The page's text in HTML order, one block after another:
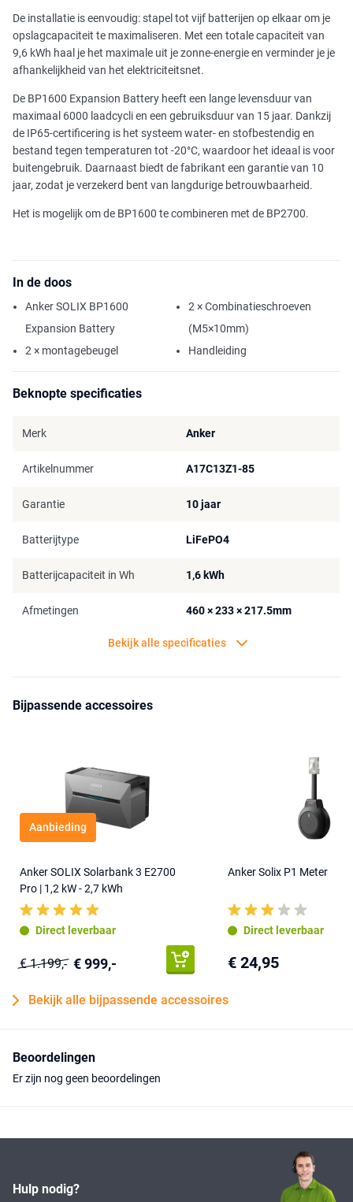
De installatie is eenvoudig: stapel tot vijf batterijen op elkaar om je
opslagcapaciteit te maximaliseren. Met een totale capaciteit van
9,6 kWh haal je het maximale uit je zonne-energie en verminder je je
afhankelijkheid van het elektriciteitsnet.
De BP1600 Expansion Battery heeft een lange levensduur van
maximaal 6000 laadcycli en een gebruiksduur van 15 jaar. Dankzij
de IP65-certificering is het systeem water- en stofbestendig en
bestand tegen temperaturen tot -20°C, waardoor het ideaal is voor
buitengebruik. Daarnaast biedt de fabrikant een garantie van 10
jaar, zodat je verzekerd bent van langdurige betrouwbaarheid.
Het is mogelijk om de BP1600 te combineren met de BP2700.
In de doos
Anker SOLIX BP1600
Expansion Battery
2 × montagebeugel
2 × Combinatieschroeven
(M5×10mm)
Handleiding
Beknopte specificaties
Merk Anker
Artikelnummer A17C13Z1-85
Garantie 10 jaar
Batterijtype LiFePO4
Batterijcapaciteit in Wh 1,6 kWh
Afmetingen 460 × 233 × 217.5mm
Bekijk alle specificaties
Bijpassende accessoires
Aanbieding
Anker SOLIX Solarbank 3 E2700
Pro | 1,2 kW - 2,7 kWh
Direct leverbaar
€ 1.199,- € 999,-
Anker Solix P1 Meter
Direct leverbaar
€ 24,95
Bekijk alle bijpassende accessoires
Beoordelingen
Er zijn nog geen beoordelingen
Hulp nodig?